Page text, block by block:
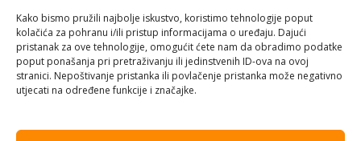
Kako bismo pružili najbolje iskustvo, koristimo tehnologije poput
kolačića za pohranu i/ili pristup informacijama o uređaju. Dajući
pristanak za ove tehnologije, omogućit ćete nam da obradimo podatke
poput ponašanja pri pretraživanju ili jedinstvenih ID-ova na ovoj
stranici. Nepoštivanje pristanka ili povlačenje pristanka može negativno
utjecati na određene funkcije i značajke.
Kontakt informacije
Branilaca Bosne, 75 300 Lukavac
+387 35 555 999
info@pconer.ba